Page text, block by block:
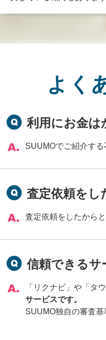
よく
利用にお金は
SUUMOでご紹介す
査定依頼をし
査定依頼をしたから
信頼できるサ
「リクナビ」や「タ
サービスです。
SUUMO独自の審査